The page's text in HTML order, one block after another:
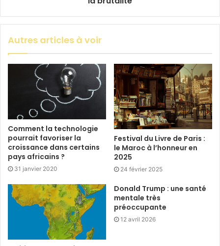
Autres articles à voir
Comment la technologie
pourrait favoriser la
croissance dans certains
pays africains ?
31 janvier 2020
Festival du Livre de Paris :
le Maroc à l’honneur en
2025
24 février 2025
Donald Trump : une santé
mentale très
préoccupante
12 avril 2026